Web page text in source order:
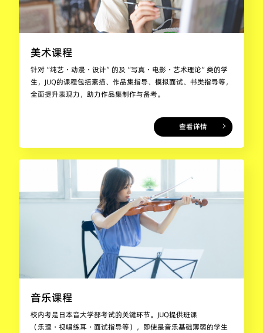
美术课程
针对“纯艺・动漫・设计”的及“写真・电影・艺术理论”类的学
生，JUQ的课程包括素描、作品集指导、模拟面试、书类指导等，
全面提升表现力，助力作品集制作与备考。
查看详情
音乐课程
校内考是日本音大学部考试的关键环节。JUQ提供班课
（乐理・视唱练耳・面试指导等），即使是音乐基础薄弱的学生